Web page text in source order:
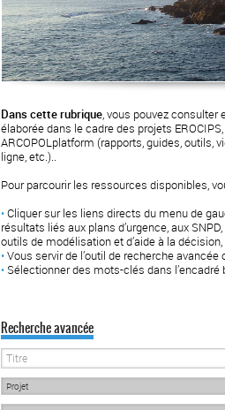
Dans cette rubrique, vous pouvez consulter
élaborée dans le cadre des projets
ARCOPOLplatform (rapports, guides, outils,
ligne, etc.)..
Pour parcourir les ressources disponibles,
•Cliquer sur les liens directs du menu de
résultats liés aux plans d’urgence, aux
outils de modélisation et d’aide à la
•Vous servir de l’outil de recherche avancée
•Sélectionner des mots-clés dans l’encadré
Recherche avancée
Projet